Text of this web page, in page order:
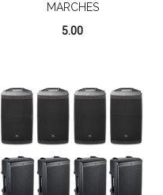
MARCHES
5.00